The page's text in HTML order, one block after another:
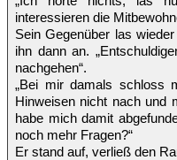
interessieren die
Sein Gegenüber las
ihn dann an.
nachgehen“.
„Bei mir damals schloss
Hinweisen nicht nach und
habe mich damit
noch mehr Fragen?“
Er stand auf, verließ den